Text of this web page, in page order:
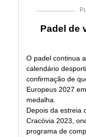
Padel de
O padel continua
calendário
confirmação de
Europeus 2027
medalha.
Depois da estreia
Cracóvia 2023,
programa de